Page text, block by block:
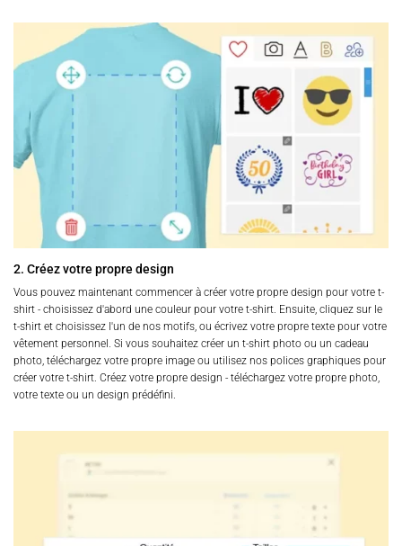
2. Créez votre propre design
Vous pouvez maintenant commencer à créer votre propre design pour votre t-
shirt - choisissez d'abord une couleur pour votre t-shirt. Ensuite, cliquez sur le
t-shirt et choisissez l'un de nos motifs, ou écrivez votre propre texte pour votre
vêtement personnel. Si vous souhaitez créer un t-shirt photo ou un cadeau
photo, téléchargez votre propre image ou utilisez nos polices graphiques pour
créer votre t-shirt. Créez votre propre design - téléchargez votre propre photo,
votre texte ou un design prédéfini.